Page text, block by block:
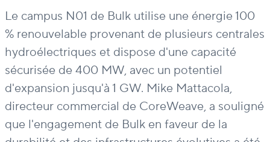
Le campus N01 de Bulk utilise une énergie 100
% renouvelable provenant de plusieurs centrales
hydroélectriques et dispose d'une capacité
sécurisée de 400 MW, avec un potentiel
d'expansion jusqu'à 1 GW. Mike Mattacola,
directeur commercial de CoreWeave, a souligné
que l'engagement de Bulk en faveur de la